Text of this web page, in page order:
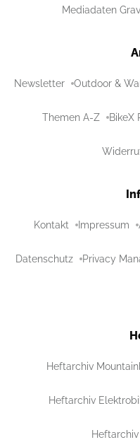
Mediadaten
Newsletter Outdoor &
Themen A-Z BikeX
Kontakt Impressum
Datenschutz Privacy
Heftarchiv
Heftarchiv
Heftarchiv